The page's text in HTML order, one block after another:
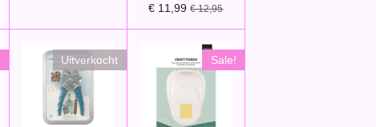
€ 11,99 € 12,95
Uitverkocht Sale!